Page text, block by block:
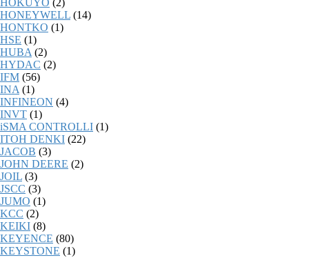
HOKUYO (2)
HONEYWELL (14)
HONTKO (1)
HSE (1)
HUBA (2)
HYDAC (2)
IFM (56)
INA (1)
INFINEON (4)
INVT (1)
iSMA CONTROLLI (1)
ITOH DENKI (22)
JACOB (3)
JOHN DEERE (2)
JOIL (3)
JSCC (3)
JUMO (1)
KCC (2)
KEIKI (8)
KEYENCE (80)
KEYSTONE (1)